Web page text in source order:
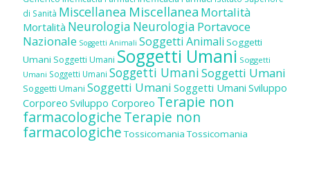
di Sanità Miscellanea Miscellanea Mortalità
Mortalità Neurologia Neurologia Portavoce
Nazionale Soggetti Animali Soggetti Animali Soggetti
Umani Soggetti Umani Soggetti Umani Soggetti
Umani Soggetti Umani Soggetti UmaniSoggetti Umani
Soggetti Umani Soggetti Umani Soggetti Umani Sviluppo
Corporeo Sviluppo Corporeo Terapie non
farmacologicheTerapie non
farmacologiche Tossicomania Tossicomania